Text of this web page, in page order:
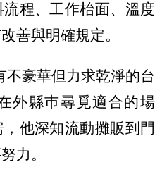
程、工作枱面、溫度
善與明確規定。
不豪華但力求乾淨的台
外縣巿尋覓適合的場
他深知流動攤販到門
力。